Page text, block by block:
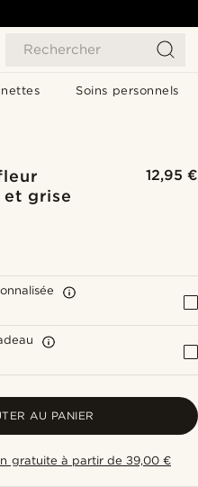
Rechercher
Soins personnels
grise
12,95 €
AU PANIER
gratuite à partir de 39,00 €